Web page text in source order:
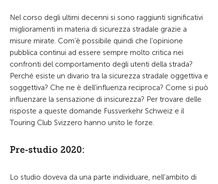
Nel corso degli ultimi decenni si sono raggiunti significativi
miglioramenti in materia di sicurezza stradale grazie a
misure mirate. Com’è possibile quindi che l’opinione
pubblica continui ad essere sempre molto critica nei
confronti del comportamento degli utenti della strada?
Perché esiste un divario tra la sicurezza stradale oggettiva e
soggettiva? Che ne è dell’influenza reciproca? Come si può
influenzare la sensazione di insicurezza? Per trovare delle
risposte a queste domande Fussverkehr Schweiz e il
Touring Club Svizzero hanno unito le forze.
Pre-studio 2020:
Lo studio doveva da una parte individuare, nell’ambito di